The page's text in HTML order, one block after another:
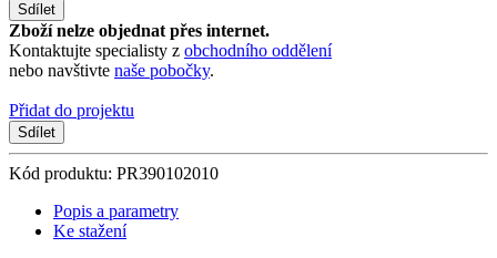
Sdílet
Zboží nelze objednat přes internet.
Kontaktujte specialisty z obchodního oddělení
nebo navštivte naše pobočky.
Přidat do projektu
Sdílet
Kód produktu: PR390102010
Popis a parametry
Ke stažení